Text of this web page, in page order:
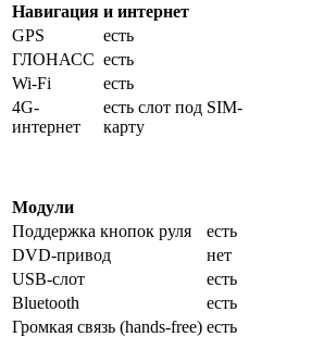
Навигация и интернет
GPS
есть
ГЛОНАСС есть
Wi-Fi
есть
4G-
интернет
есть слот под SIM-
карту
Модули
Поддержка кнопок руля
есть
DVD-привод
нет
USB-слот
есть
Bluetooth
есть
Громкая связь (hands-free) есть